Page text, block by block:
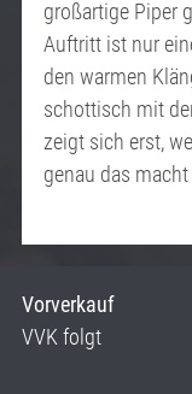
großartige Piper
Auftritt ist nur
den warmen
schottisch mit
zeigt sich erst,
genau das
Vorverkauf
VVK folgt